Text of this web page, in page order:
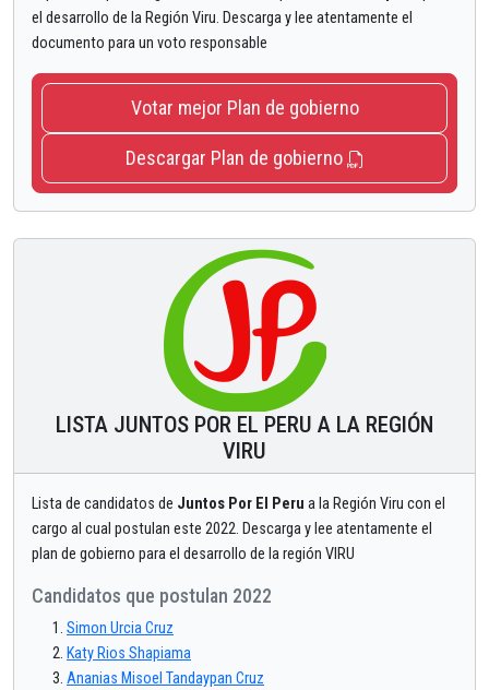
el desarrollo de la Región Viru. Descarga y lee atentamente el
documento para un voto responsable
Votar mejor Plan de gobierno
Descargar Plan de gobierno
LISTA JUNTOS POR EL PERU A LA REGIÓN
VIRU
Lista de candidatos de Juntos Por El Peru a la Región Viru con el
cargo al cual postulan este 2022. Descarga y lee atentamente el
plan de gobierno para el desarrollo de la región VIRU
Candidatos que postulan 2022
Simon Urcia Cruz
Katy Rios Shapiama
Ananias Misoel Tandaypan Cruz